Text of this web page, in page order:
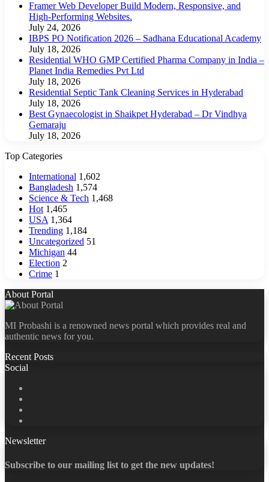
Framer Web Developer Build Modern, Responsive, and
High-Performing Websites.
July 24, 2026
IBPS PO Notification 2026 – Sadhana Educational Academy
July 18, 2026
Residential WHO GMP Certified Pharma Company in India –
Planet India Remedies Pvt Ltd
July 18, 2026
Residential Septic Tank Cleaning Services in Hyderabad
July 18, 2026
Best Gynaecologist in Shaikpet Hyderabad – Dr Vindhya
Gemaraju
July 18, 2026
Top Categories
International 1,602
Bangladesh 1,574
Science & Tech 1,468
Hot 1,465
USA 1,364
Trending 1,184
Uncategorized 51
Michigan 44
Election 2
Crime 1
About Portal
MI Probashi is a renowned news portal which provides real and
authentic news for you.
Recent Posts
Social
Newsletter
Subscribe to our mailing list to get the new updates!